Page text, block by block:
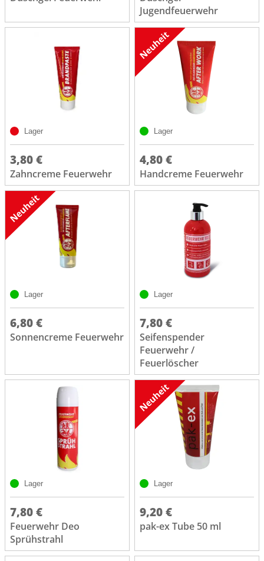
Jugendfeuerwehr
Lager
3,80 €
Zahncreme Feuerwehr
Lager
4,80 €
Handcreme Feuerwehr
Lager
6,80 €
Sonnencreme Feuerwehr
Lager
7,80 €
Seifenspender
Feuerwehr /
Feuerlöscher
Lager
7,80 €
Feuerwehr Deo
Sprühstrahl
Lager
9,20 €
pak-ex Tube 50 ml